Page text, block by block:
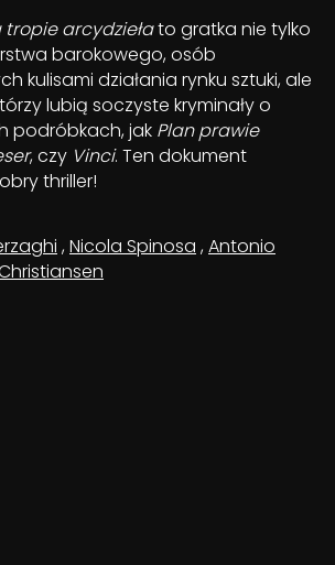
arcydziełato gratka nie tylko
barokowego, osób
kulisami działania rynku sztuki, ale
lubią soczyste kryminały o
podróbkach, jak Plan prawie
, czy Vinci. Ten dokument
thriller!
,Nicola Spinosa ,Antonio